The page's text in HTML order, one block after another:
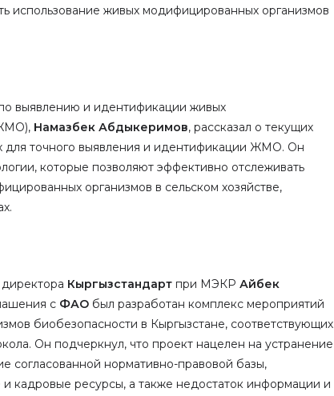
использование живых модифицированных организмов
выявлению и идентификации живых
Намазбек Абдыкеримов, рассказал о текущих
для точного выявления и идентификации ЖМО. Он
которые позволяют эффективно отслеживать
организмов в сельском хозяйстве,
Кыргызстандарт при МЭКР Айбек
с ФАО был разработан комплекс мероприятий
биобезопасности в Кыргызстане, соответствующих
Он подчеркнул, что проект нацелен на устранение
согласованной нормативно-правовой базы,
кадровые ресурсы, а также недостаток информации и